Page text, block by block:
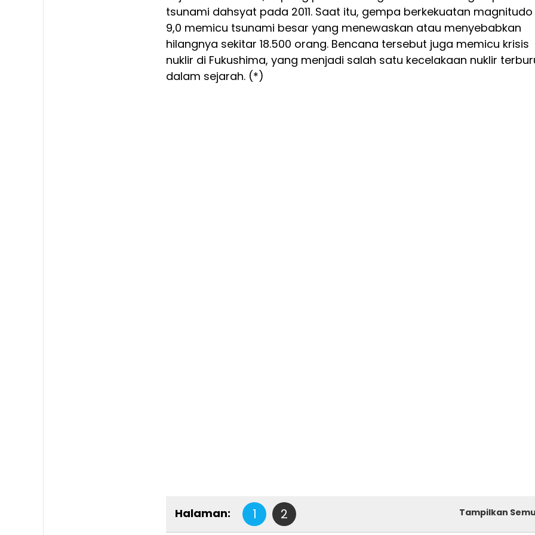
tsunami dahsyat pada 2011. Saat itu, gempa berkekuatan magnitudo
9,0 memicu tsunami besar yang menewaskan atau menyebabkan
hilangnya sekitar 18.500 orang. Bencana tersebut juga memicu krisis
nuklir di Fukushima, yang menjadi salah satu kecelakaan nuklir
dalam sejarah. (*)
Halaman: 1 2 Tampilkan